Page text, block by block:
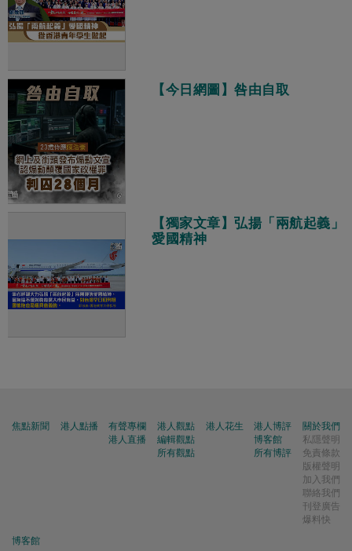
【今日網圖】咎由自取
【獨家文章】弘揚「兩航起義」
愛國精神
焦點新聞 港人點播
有聲專欄
港人直播
港人觀點
編輯觀點
所有觀點
港人花生
港人博評
博客館
所有博評
關於我們
私隱聲明
免責條款
版權聲明
加入我們
聯絡我們
刊登廣告
爆料快
博客館